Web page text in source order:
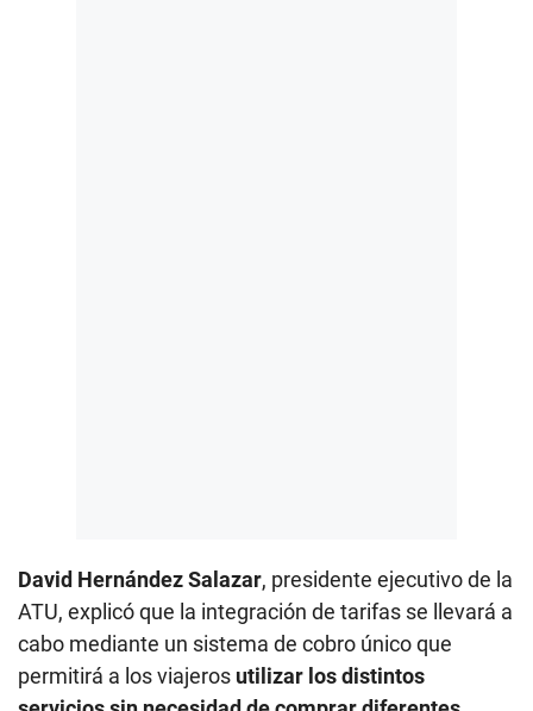
David Hernández Salazar, presidente ejecutivo de la
ATU, explicó que la integración de tarifas se llevará a
cabo mediante un sistema de cobro único que
permitirá a los viajeros utilizar los distintos